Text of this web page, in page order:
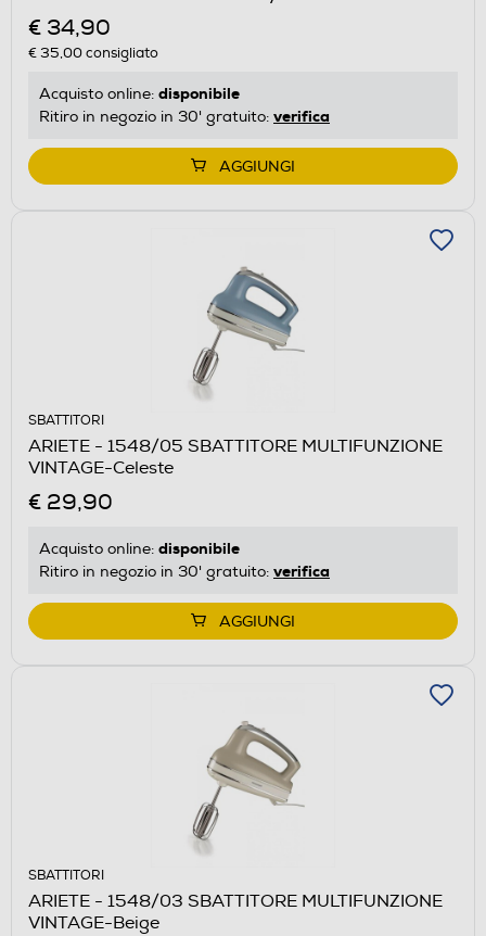
€ 34,90
€ 35,00consigliato
Acquisto online: disponibile
Ritiro in negozio in 30' gratuito: verifica
AGGIUNGI
SBATTITORI
ARIETE - 1548/05 SBATTITORE MULTIFUNZIONE
VINTAGE-Celeste
€ 29,90
Acquisto online: disponibile
Ritiro in negozio in 30' gratuito: verifica
AGGIUNGI
SBATTITORI
ARIETE - 1548/03 SBATTITORE MULTIFUNZIONE
VINTAGE-Beige